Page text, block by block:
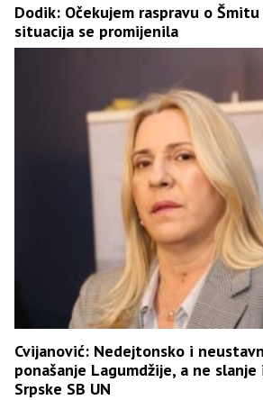
Dodik: Očekujem raspravu o
situacija se promijenila
Cvijanović: Nedejtonsko i
ponašanje Lagumdžije, a ne
Srpske SB UN